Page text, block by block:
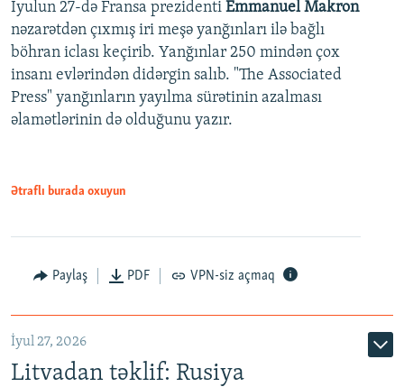
İyulun 27-də Fransa prezidenti Emmanuel Makron
nəzarətdən çıxmış iri meşə yanğınları ilə bağlı
böhran iclası keçirib. Yanğınlar 250 mindən çox
insanı evlərindən didərgin salıb. "The Associated
Press" yanğınların yayılma sürətinin azalması
əlamətlərinin də olduğunu yazır.
Ətraflı burada oxuyun
Paylaş PDF VPN-siz açmaq
İyul 27, 2026
Litvadan təklif: Rusiya